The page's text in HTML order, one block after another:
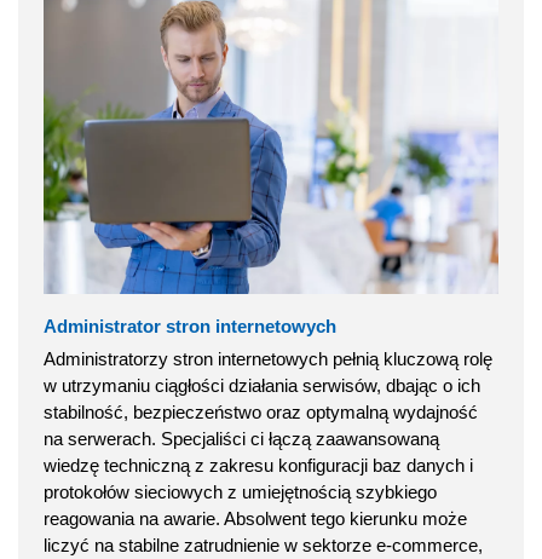
Administrator stron internetowych
Administratorzy stron internetowych pełnią kluczową rolę
w utrzymaniu ciągłości działania serwisów, dbając o ich
stabilność, bezpieczeństwo oraz optymalną wydajność
na serwerach. Specjaliści ci łączą zaawansowaną
wiedzę techniczną z zakresu konfiguracji baz danych i
protokołów sieciowych z umiejętnością szybkiego
reagowania na awarie. Absolwent tego kierunku może
liczyć na stabilne zatrudnienie w sektorze e-commerce,